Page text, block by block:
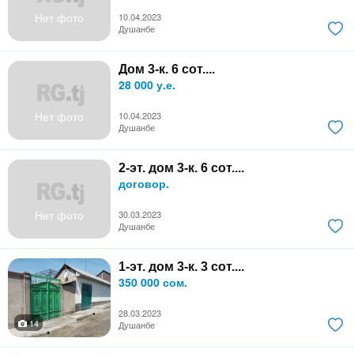
Нет фото
10.04.2023
Душанбе
Нет фото
Дом 3-к. 6 сот....
28 000 у.е.
10.04.2023
Душанбе
Нет фото
2-эт. дом 3-к. 6 сот....
договор.
30.03.2023
Душанбе
1-эт. дом 3-к. 3 сот....
350 000 сом.
28.03.2023
14
Душанбе